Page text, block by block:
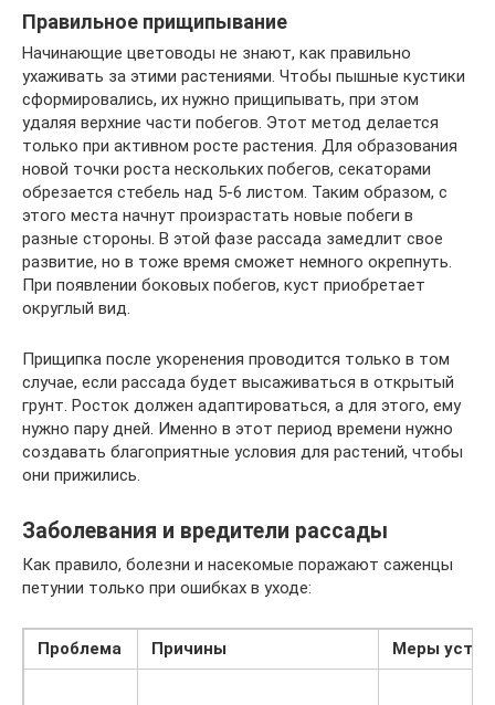
Правильное прищипывание
Начинающие цветоводы не знают, как правильно
ухаживать за этими растениями. Чтобы пышные кустики
сформировались, их нужно прищипывать, при этом
удаляя верхние части побегов. Этот метод делается
только при активном росте растения. Для образования
новой точки роста нескольких побегов, секаторами
обрезается стебель над 5-6 листом. Таким образом, с
этого места начнут произрастать новые побеги в
разные стороны. В этой фазе рассада замедлит свое
развитие, но в тоже время сможет немного окрепнуть.
При появлении боковых побегов, куст приобретает
округлый вид.
Прищипка после укоренения проводится только в том
случае, если рассада будет высаживаться в открытый
грунт. Росток должен адаптироваться, а для этого, ему
нужно пару дней. Именно в этот период времени нужно
создавать благоприятные условия для растений, чтобы
они прижились.
Заболевания и вредители рассады
Как правило, болезни и насекомые поражают саженцы
петунии только при ошибках в уходе:
Проблема Причины Меры